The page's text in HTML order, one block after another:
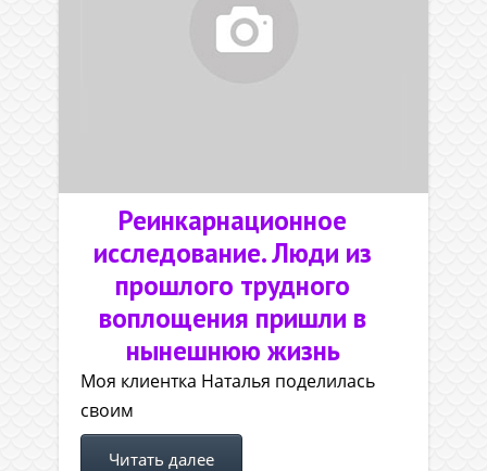
Реинкарнационное
исследование. Люди из
прошлого трудного
воплощения пришли в
нынешнюю жизнь
Моя клиентка Наталья поделилась
своим
Читать далее